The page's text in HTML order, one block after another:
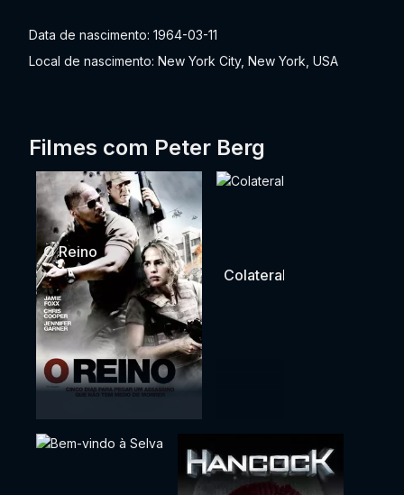
Data de nascimento: 1964-03-11
Local de nascimento: New York City, New York, USA
Filmes com Peter Berg
O Reino
Colateral